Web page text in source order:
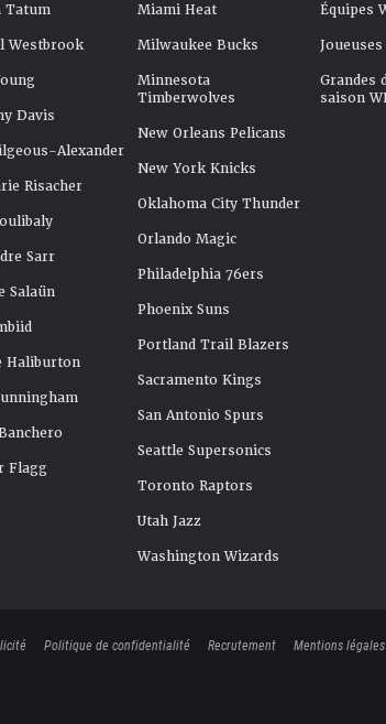
Tatum
Westbrook
Davis
Alexander
Risacher
Sarr
Salaün
Haliburton
Flagg
Miami Heat
Milwaukee Bucks
Minnesota
Timberwolves
New Orleans Pelicans
New York Knicks
Oklahoma City Thunder
Orlando Magic
Philadelphia 76ers
Phoenix Suns
Portland Trail Blazers
Sacramento Kings
San Antonio Spurs
Seattle Supersonics
Toronto Raptors
Utah Jazz
Washington Wizards
Équipes
Joueuses
Grandes
saison
Politique de confidentialité Recrutement Mentions légales